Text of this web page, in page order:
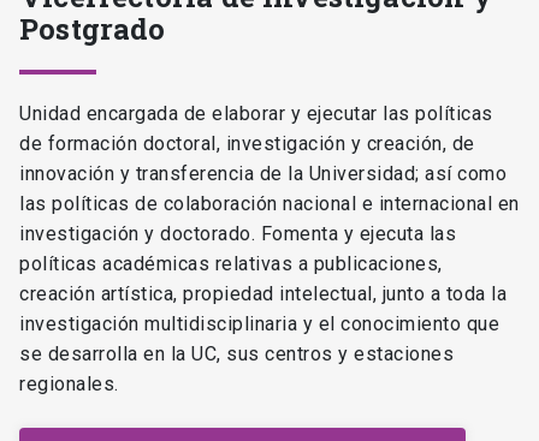
Postgrado
Unidad encargada de elaborar y ejecutar las políticas
de formación doctoral, investigación y creación, de
innovación y transferencia de la Universidad; así como
las políticas de colaboración nacional e internacional en
investigación y doctorado. Fomenta y ejecuta las
políticas académicas relativas a publicaciones,
creación artística, propiedad intelectual, junto a toda la
investigación multidisciplinaria y el conocimiento que
se desarrolla en la UC, sus centros y estaciones
regionales.